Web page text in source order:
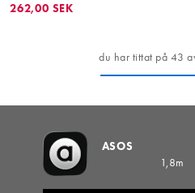
262,00 SEK
du har tittat på 43
ASOS
1,8m